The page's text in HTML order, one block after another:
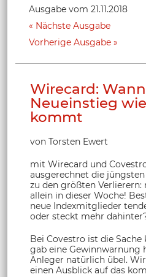
Ausgabe vom 21.11.2018
Nächste Ausgabe
Vorherige Ausgabe
Wirecard:
Neueinstieg
kommt
von Torsten Ewert
mit Wirecard und
ausgerechnet die
zu den größten Verlierern:
allein in dieser Woche!
neue Indexmitglieder
oder steckt mehr
Bei Covestro ist die
gab eine Gewinnwarnung
Anleger natürlich übel.
einen Ausblick auf das